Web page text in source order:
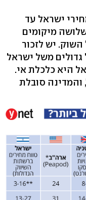
ישראל עד
מיקומים
יש לזכור
משל ישראל
היא כלכלת אי.
סובלת